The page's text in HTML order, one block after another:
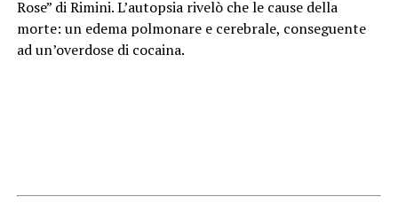
Rose” di Rimini. L’autopsia rivelò che le cause della
morte: un edema polmonare e cerebrale, conseguente
ad un’overdose di cocaina.